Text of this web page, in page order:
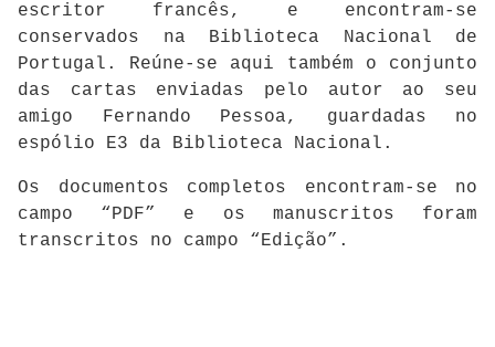
escritor francês, e encontram-se
conservados na Biblioteca Nacional de
Portugal. Reúne-se aqui também o conjunto
das cartas enviadas pelo autor ao seu
amigo Fernando Pessoa, guardadas no
espólio E3 da Biblioteca Nacional.
Os documentos completos encontram-se no
campo “PDF” e os manuscritos foram
transcritos no campo “Edição”.